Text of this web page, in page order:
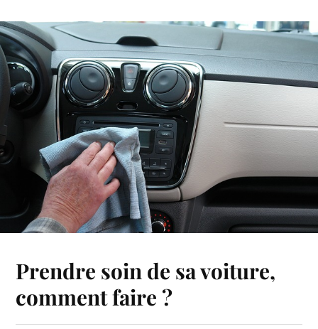
Prendre soin de sa voiture,
comment faire ?